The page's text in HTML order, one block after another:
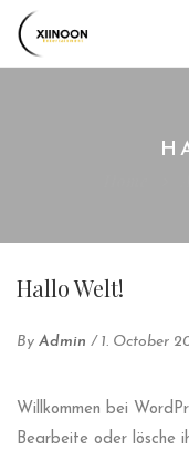
Hallo Welt!
By Admin / 1. October
Willkommen bei
Bearbeite oder lösche